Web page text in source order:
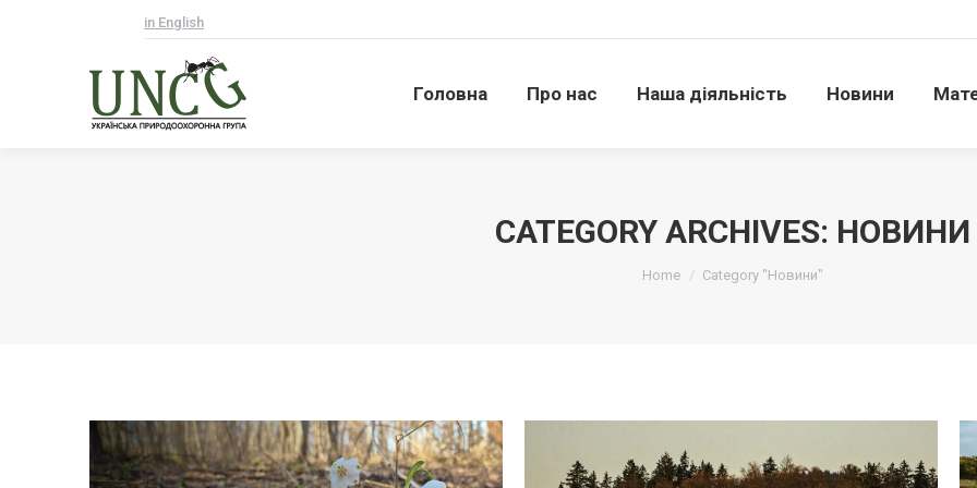
in English
Головна Про нас Наша діяльність Новини
CATEGORY ARCHIVES: НОВИНИ
Home Category "Новини"
Головна Про нас Наша діяльність Новини